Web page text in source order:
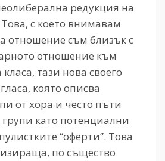
редукция на
с което внимавам
отношение съм близък с
отношение към
тази нова своего
която описва
от хора и често пъти
като потенциални
“оферти”. Това
по същество